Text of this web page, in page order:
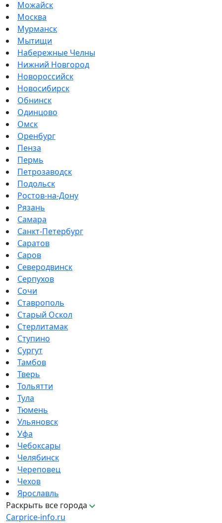
Можайск
Москва
Мурманск
Мытищи
Набережные Челны
Нижний Новгород
Новороссийск
Новосибирск
Обнинск
Одинцово
Омск
Оренбург
Пенза
Пермь
Петрозаводск
Подольск
Ростов-на-Дону
Рязань
Самара
Санкт-Петербург
Саратов
Саров
Северодвинск
Серпухов
Сочи
Ставрополь
Старый Оскол
Стерлитамак
Ступино
Сургут
Тамбов
Тверь
Тольятти
Тула
Тюмень
Ульяновск
Уфа
Чебоксары
Челябинск
Череповец
Чехов
Ярославль
Раскрыть все города
Carprice-info.ru